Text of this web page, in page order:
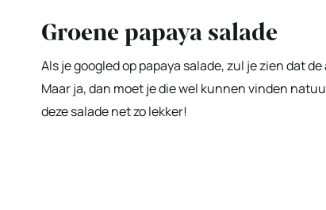
Groene papaya salade
Als je googled op papaya salade, zul je zien dat
Maar ja, dan moet je die wel kunnen vinden
deze salade net zo lekker!